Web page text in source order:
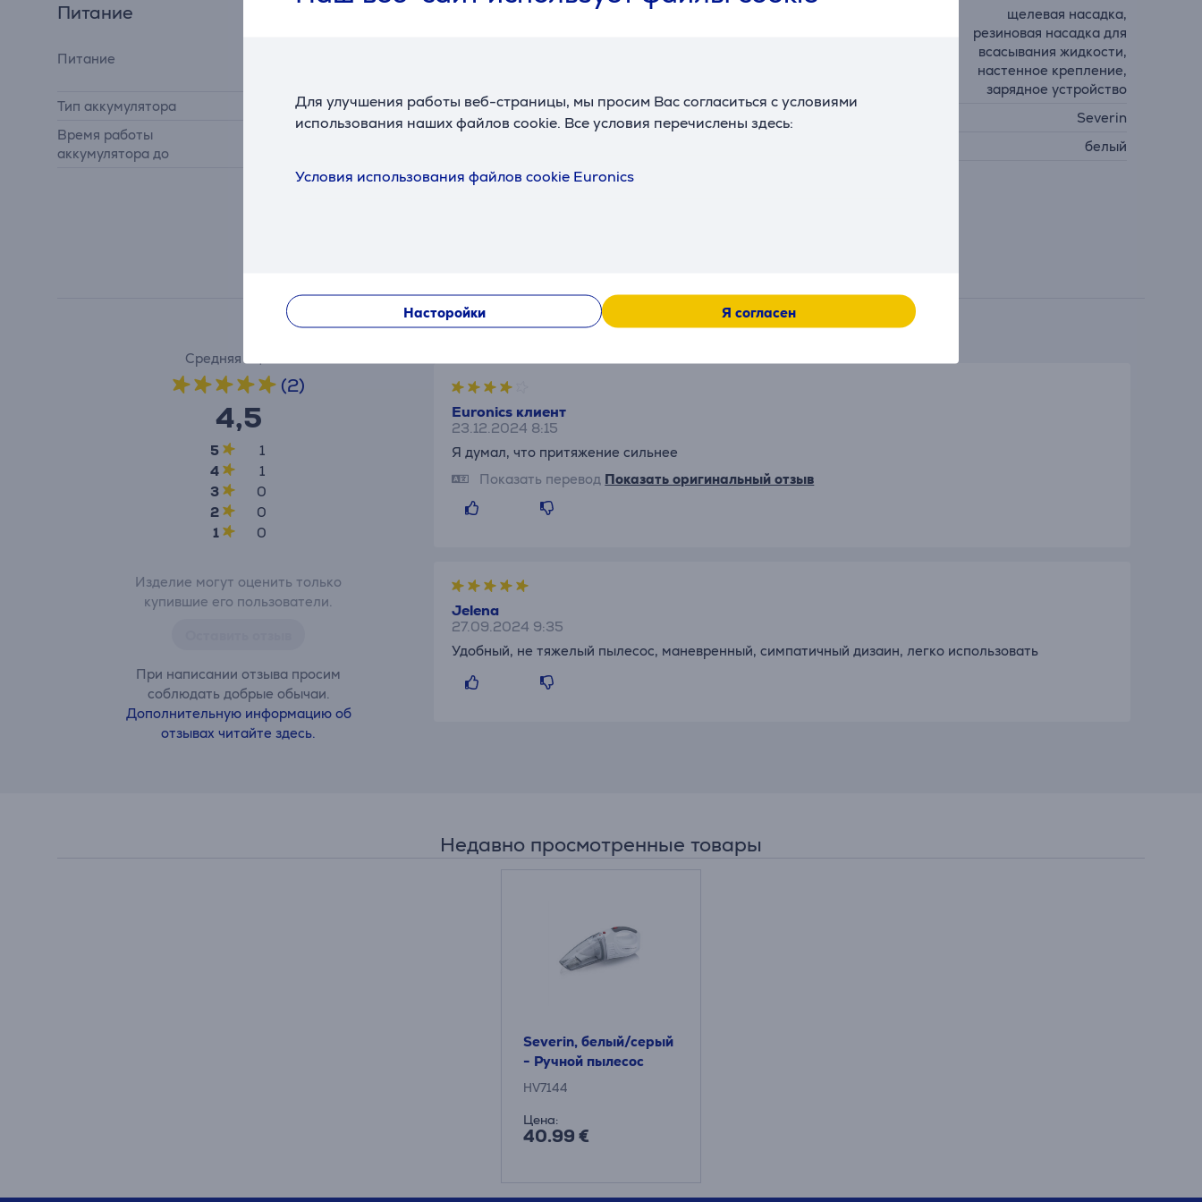
Для улучшения работы веб-страницы, мы просим Вас согласиться с условиями
использования наших файлов cookie. Все условия перечислены здесь:
Условия использования файлов cookie Euronics
Насторойки Я согласен
Питание
Питание
Тип аккумулятора
литий-ионный 7,4 В
Время работы
аккумулятора до
Габариты
щелевая насадка,
резиновая насадка для
всасывания жидкости,
настенное крепление,
зарядное устройство
Производитель
Severin
белый
Средняя оценка
(2)
4,5
5
1
4
1
3
0
2
0
1
0
Изделие могут оценить только
купившие его пользователи.
При написании отзыва просим
соблюдать добрые обычаи.
Дополнительную информацию об
отзывах читайте здесь.
Euronics клиент
23.12.2024 8:15
Я думал, что притяжение сильнее
Показать перевод Показать оригинальный отзыв
Jelena
27.09.2024 9:35
Удобный, не тяжелый пылесос, маневренный, симпатичный дизаин, легко использовать
Недавно просмотренные товары
Severin, белый/серый
- Ручной пылесос
HV7144
Цена:
40.99 €